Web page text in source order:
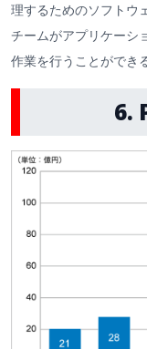
理するためのソフトウ
チームがアプリケーシ
作業を行うことができ
6.